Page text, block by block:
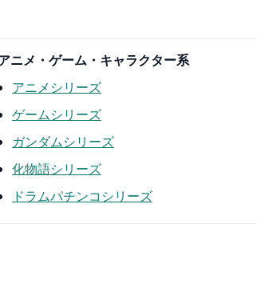
ニメ・ゲーム・キャラクター系
アニメシリーズ
ゲームシリーズ
ガンダムシリーズ
化物語シリーズ
ドラムパチンコシリーズ